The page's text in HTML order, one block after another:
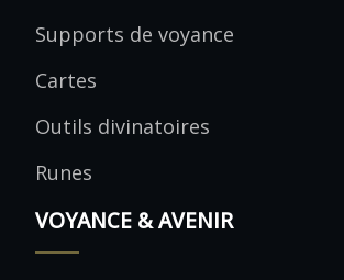
Supports de voyance
Cartes
Outils divinatoires
Runes
VOYANCE & AVENIR